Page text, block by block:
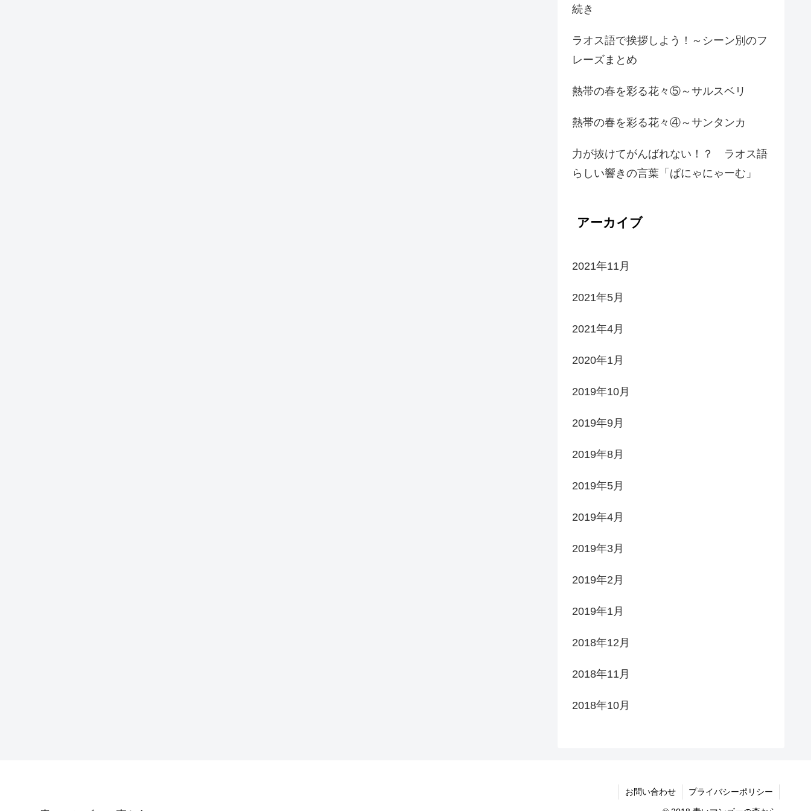
続き
ラオス語で挨拶しよう！～シーン別のフ
レーズまとめ
熱帯の春を彩る花々⑤～サルスベリ
熱帯の春を彩る花々④～サンタンカ
力が抜けてがんばれない！？ ラオス語
らしい響きの言葉「ぱにゃにゃーむ」
アーカイブ
2021年11月
2021年5月
2021年4月
2020年1月
2019年10月
2019年9月
2019年8月
2019年5月
2019年4月
2019年3月
2019年2月
2019年1月
2018年12月
2018年11月
2018年10月
お問い合わせ プライバシーポリシー